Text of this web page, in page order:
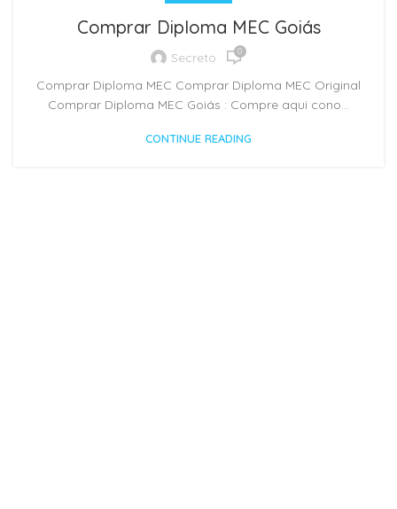
Comprar Diploma MEC Goiás
Secreto 0
Comprar Diploma MEC Comprar Diploma MEC Original
Comprar Diploma MEC Goiás : Compre aqui cono...
CONTINUE READING